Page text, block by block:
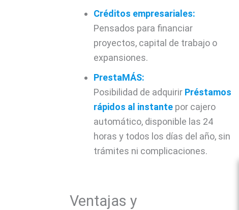
Créditos empresariales:
Pensados para financiar
proyectos, capital de trabajo o
expansiones.
PrestaMÁS:
Posibilidad de adquirir Préstamos
rápidos al instante por cajero
automático, disponible las 24
horas y todos los días del año, sin
trámites ni complicaciones.
Ventajas y